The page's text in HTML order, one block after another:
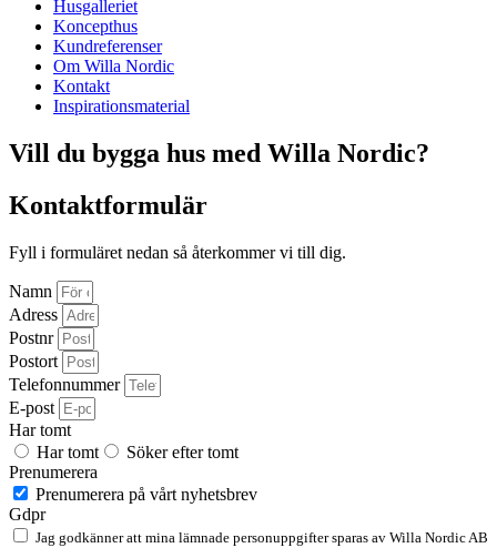
Husgalleriet
Koncepthus
Kundreferenser
Om Willa Nordic
Kontakt
Inspirationsmaterial
Vill du bygga hus med Willa Nordic?
Kontaktformulär
Fyll i formuläret nedan så återkommer vi till dig.
Namn
Adress
Postnr
Postort
Telefonnummer
E-post
Har tomt
Har tomt
Söker efter tomt
Prenumerera
Prenumerera på vårt nyhetsbrev
Gdpr
Jag godkänner att mina lämnade personuppgifter sparas av Willa Nordic AB